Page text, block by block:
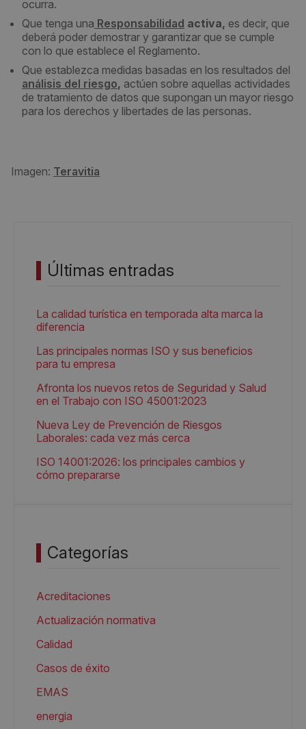
ocurra.
Que tenga una Responsabilidad activa, es decir, que
deberá poder demostrar y garantizar que se cumple
con lo que establece el Reglamento.
Que establezca medidas basadas en los resultados del
análisis del riesgo, actúen sobre aquellas actividades
de tratamiento de datos que supongan un mayor riesgo
para los derechos y libertades de las personas.
Imagen: Teravitia
Últimas entradas
La calidad turística en temporada alta marca la
diferencia
Las principales normas ISO y sus beneficios
para tu empresa
Afronta los nuevos retos de Seguridad y Salud
en el Trabajo con ISO 45001:2023
Nueva Ley de Prevención de Riesgos
Laborales: cada vez más cerca
ISO 14001:2026: los principales cambios y
cómo prepararse
Categorías
Acreditaciones
Actualización normativa
Calidad
Casos de éxito
EMAS
energia